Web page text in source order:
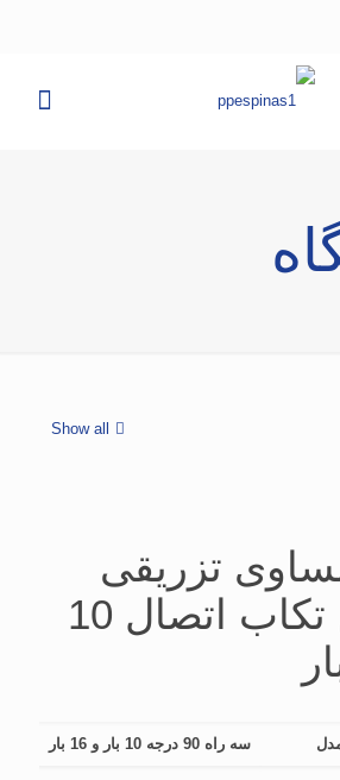
Show all
تزریقی
پلی اتیلن تکاب اتصال 10
سه راه 90 درجه 10 بار و 16 بار